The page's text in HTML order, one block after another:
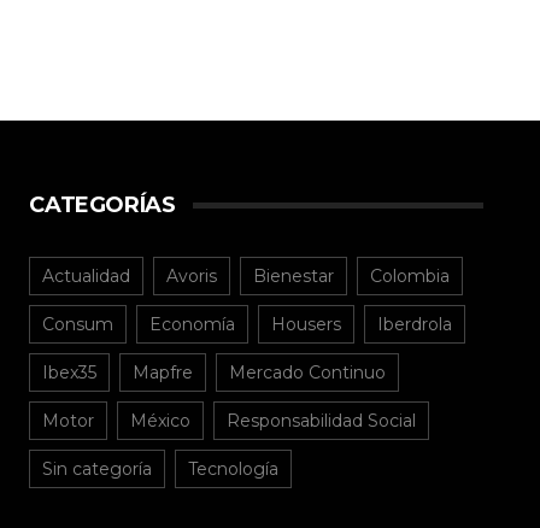
CATEGORÍAS
Actualidad Avoris Bienestar Colombia
Consum Economía Housers Iberdrola
Ibex35 Mapfre Mercado Continuo
Motor México Responsabilidad Social
Sin categoría Tecnología